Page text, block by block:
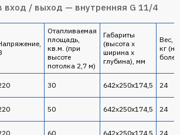
вход / выход — внутренняя G 11/4
Отапливаемая
площадь,
кв.м. (при
высоте
потолка 2,7 м)
Габариты
(высота х
ширина х
глубина), мм
Вес,
кг (не
30 642х250х174,5 24
50 642х250х174,5 24
60 642х250х174,5 24